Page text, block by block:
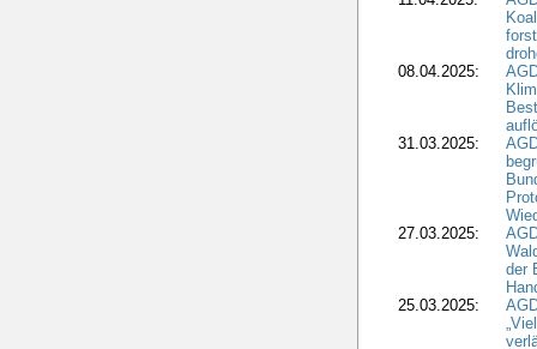
08.04.2025:
31.03.2025:
27.03.2025:
der
25.03.2025: